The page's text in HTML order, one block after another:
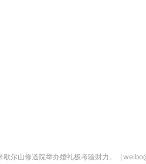
歇尔山修道院举办婚礼极考验财力。（